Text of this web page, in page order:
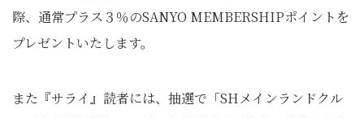
際、通常プラス３％のSANYO MEMBERSHIPポイントを
プレゼントいたします。
また『サライ』読者には、抽選で「SHメインランドクル